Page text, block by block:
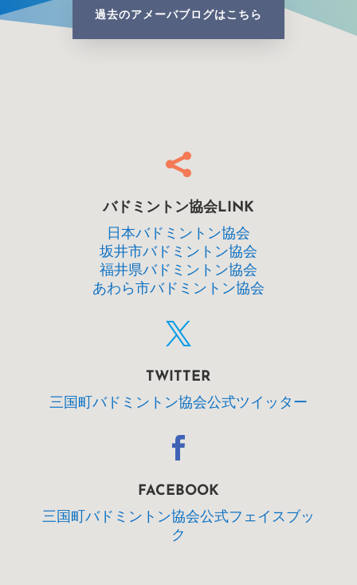
過去のアメーバブログはこちら

バドミントン協会LINK
日本バドミントン協会
坂井市バドミントン協会
福井県バドミントン協会
あわら市バドミントン協会

TWITTER
三国町バドミントン協会公式ツイッター

FACEBOOK
三国町バドミントン協会公式フェイスブッ
ク